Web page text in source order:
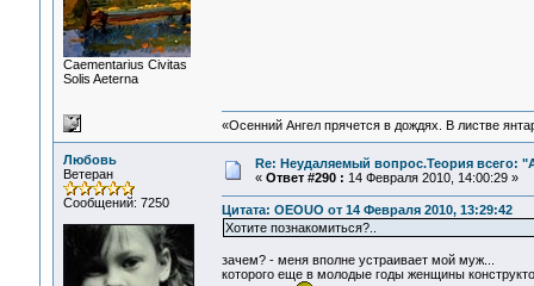
Сaementarius Civitas
Solis Aeterna
«Осенний Ангел прячется в дождях. В листве
Любовь
Ветеран
Сообщений: 7250
Re: Неудаляемый вопрос.Теория всего:
« Ответ #290 : 14 Февраля 2010, 14:00:29 »
Цитата: OEOUO от 14 Февраля 2010, 13:29:42
Хотите познакомиться?..
зачем? - меня вполне устраивает мой муж...
которого еще в молодые годы женщины